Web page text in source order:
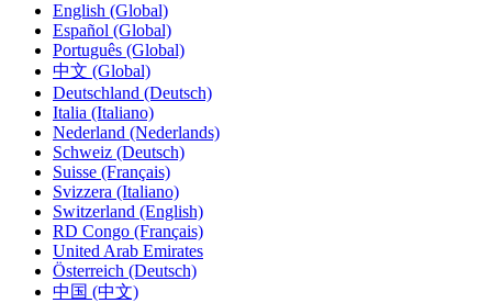
English (Global)
Español (Global)
Português (Global)
中文 (Global)
Deutschland (Deutsch)
Italia (Italiano)
Nederland (Nederlands)
Schweiz (Deutsch)
Suisse (Français)
Svizzera (Italiano)
Switzerland (English)
RD Congo (Français)
United Arab Emirates
Österreich (Deutsch)
中国 (中文)